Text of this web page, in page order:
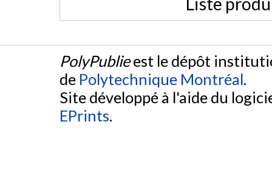
PolyPublieest le dépôt
de Polytechnique Montréal.
Site développé à l'aide du
EPrints.